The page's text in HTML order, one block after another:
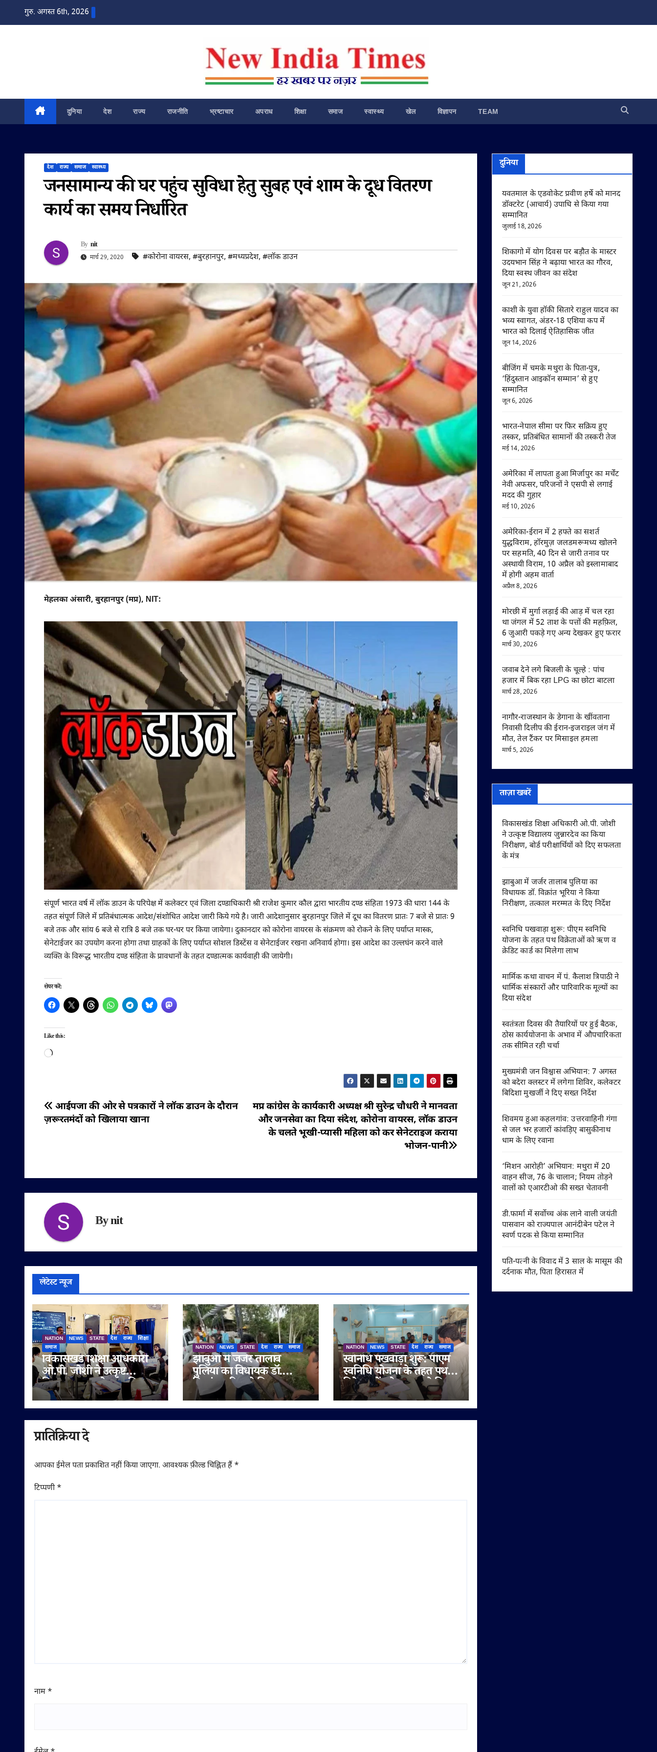
गुरु. अगस्त 6th, 2026
दुनिया देश राज्य राजनीति भ्रष्टाचार अपराध शिक्षा समाज स्वास्थ्य खेल विज्ञापन TEAM
देश राज्य समाज स्वास्थ्य
जनसामान्य की घर पहुंच सुविधा हेतु सुबह एवं शाम के दूध वितरण
कार्य का समय निर्धारित
By nit
मार्च 29, 2020 #कोरोना वायरस, #बुरहानपुर, #मध्यप्रदेश, #लाॅक डाउन
मेहलका अंसारी, बुरहानपुर (मप्र), NIT:
संपूर्ण भारत वर्ष में लॉक डाउन के परिपेक्ष में कलेक्टर एवं जिला दण्डाधिकारी श्री राजेश कुमार कौल द्वारा भारतीय दण्ड संहिता 1973 की धारा 144 के
तहत संपूर्ण जिले में प्रतिबंधात्मक आदेश/संशोधित आदेश जारी किये गये है। जारी आदेशानुसार बुरहानपुर जिले में दूध का वितरण प्रातः 7 बजे से प्रातः 9
बजे तक और सांय 6 बजे से रात्रि 8 बजे तक घर-घर पर किया जायेगा। दुकानदार को कोरोना वायरस के संक्रमण को रोकने के लिए पर्याप्त मास्क,
सेनेटाईजर का उपयोग करना होगा तथा ग्राहकों के लिए पर्याप्त सोशल डिस्टेंस व सेनेटाईजर रखना अनिवार्य होगा। इस आदेश का उल्लघंन करने वाले
व्यक्ति के विरूद्ध भारतीय दण्ड संहिता के प्रावधानों के तहत दण्डात्मक कार्यवाही की जायेगी।
शेयर करें:
Like this:
Loading…
पोस्ट
नेविगेशन
मप्र कांग्रेस के कार्यकारी अध्यक्ष श्री सुरेन्द्र चौधरी ने मानवता
और जनसेवा का दिया संदेश, कोरोना वायरस, लॉक डाउन
के चलते भूखी-प्यासी महिला को कर सेनेटराइज कराया
भोजन-पानी
आईपजा की ओर से पत्रकारों ने लॉक डाउन के दौरान
ज़रूरतमंदों को खिलाया खाना
Bynit
लेटेस्ट न्यूज
NATION NEWS STATE देश राज्य
शिक्षा
समाज
विकासखंड शिक्षा अधिकारी
ओ.पी. जोशी ने उत्कृष्ट
विद्यालय जुन्नारदेव का किया
निरीक्षण, बोर्ड परीक्षार्थियों को
दिए सफलता के मंत्र
NATION NEWS STATE देश राज्य समाज
झाबुआ में जर्जर तालाब
पुलिया का विधायक डॉ.
विक्रांत भूरिया ने किया
निरीक्षण, तत्काल मरम्मत के
दिए निर्देश
NATION NEWS STATE देश राज्य समाज
स्वनिधि पखवाड़ा शुरू: पीएम
स्वनिधि योजना के तहत पथ
विक्रेताओं को ऋण व क्रेडिट
कार्ड का मिलेगा लाभ
प्रातिक्रिया दे
आपका ईमेल पता प्रकाशित नहीं किया जाएगा. आवश्यक फ़ील्ड चिह्नित हैं *
टिप्पणी*
नाम *
दुनिया
यवतमाल के एडवोकेट प्रवीण हर्षे को मानद
डॉक्टरेट (आचार्य) उपाधि से किया गया
सम्मानित
जुलाई 18, 2026
शिकागो में योग दिवस पर बड़ौत के मास्टर
उदयभान सिंह ने बढ़ाया भारत का गौरव,
दिया स्वस्थ जीवन का संदेश
जून 21, 2026
काशी के युवा हॉकी सितारे राहुल यादव का
भव्य स्वागत, अंडर-18 एशिया कप में
भारत को दिलाई ऐतिहासिक जीत
जून 14, 2026
बीजिंग में चमके मथुरा के पिता-पुत्र,
‘हिंदुस्तान आइकॉन सम्मान’ से हुए
सम्मानित
जून 6, 2026
भारत-नेपाल सीमा पर फिर सक्रिय हुए
तस्कर, प्रतिबंधित सामानों की तस्करी तेज
मई 14, 2026
अमेरिका में लापता हुआ मिर्जापुर का मर्चेंट
नेवी अफसर, परिजनों ने एसपी से लगाई
मदद की गुहार
मई 10, 2026
अमेरिका-ईरान में 2 हफ्ते का सशर्त
युद्धविराम, हॉरमुज़ जलडमरूमध्य खोलने
पर सहमति, 40 दिन से जारी तनाव पर
अस्थायी विराम, 10 अप्रैल को इस्लामाबाद
में होगी अहम वार्ता
अप्रैल 8, 2026
मोरछी में मुर्गा लड़ाई की आड़ में चल रहा
था जंगल में 52 ताश के पत्तों की महफ़िल,
6 जुआरी पकड़े गए अन्य देखकर हुए फरार
मार्च 30, 2026
जवाब देने लगे बिजली के चूल्हे : पांच
हजार में बिक रहा LPG का छोटा बाटला
मार्च 28, 2026
नागौर-राजस्थान के डेगाना के खींवताना
निवासी दिलीप की ईरान-इजराइल जंग में
मौत, तेल टैंकर पर मिसाइल हमला
मार्च 5, 2026
ताज़ा खबरें
विकासखंड शिक्षा अधिकारी ओ.पी. जोशी
ने उत्कृष्ट विद्यालय जुन्नारदेव का किया
निरीक्षण, बोर्ड परीक्षार्थियों को दिए सफलता
के मंत्र
झाबुआ में जर्जर तालाब पुलिया का
विधायक डॉ. विक्रांत भूरिया ने किया
निरीक्षण, तत्काल मरम्मत के दिए निर्देश
स्वनिधि पखवाड़ा शुरू: पीएम स्वनिधि
योजना के तहत पथ विक्रेताओं को ऋण व
क्रेडिट कार्ड का मिलेगा लाभ
मार्मिक कथा वाचन में पं. कैलाश त्रिपाठी ने
धार्मिक संस्कारों और पारिवारिक मूल्यों का
दिया संदेश
स्वतंत्रता दिवस की तैयारियों पर हुई बैठक,
ठोस कार्ययोजना के अभाव में औपचारिकता
तक सीमित रही चर्चा
मुख्यमंत्री जन विश्वास अभियान: 7 अगस्त
को बदेरा क्लस्टर में लगेगा शिविर, कलेक्टर
बिदिशा मुखर्जी ने दिए सख्त निर्देश
शिवमय हुआ कहलगांव: उत्तरवाहिनी गंगा
से जल भर हजारों कांवड़िए बासुकीनाथ
धाम के लिए रवाना
‘मिशन आरोही’ अभियान: मथुरा में 20
वाहन सीज, 76 के चालान; नियम तोड़ने
वालों को एआरटीओ की सख्त चेतावनी
डी.फार्मा में सर्वोच्च अंक लाने वाली जयंती
पासवान को राज्यपाल आनंदीबेन पटेल ने
स्वर्ण पदक से किया सम्मानित
पति-पत्नी के विवाद में 3 साल के मासूम की
दर्दनाक मौत, पिता हिरासत में